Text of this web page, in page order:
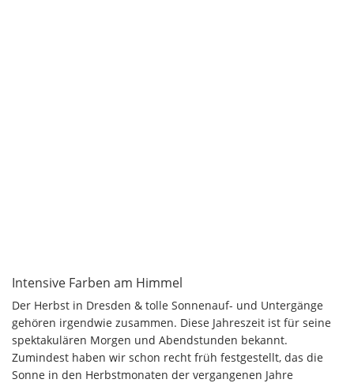
Intensive Farben am Himmel
Der Herbst in Dresden & tolle Sonnenauf- und Untergänge
gehören irgendwie zusammen. Diese Jahreszeit ist für seine
spektakulären Morgen und Abendstunden bekannt.
Zumindest haben wir schon recht früh festgestellt, das die
Sonne in den Herbstmonaten der vergangenen Jahre